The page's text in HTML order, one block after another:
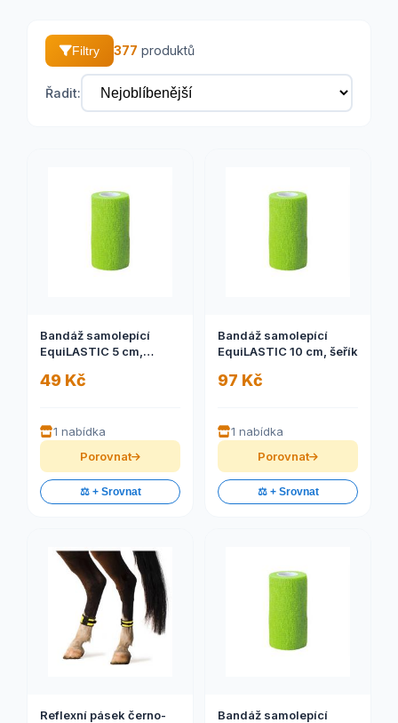
Filtry 377 produktů
Řadit:
Bandáž samolepící
EquiLASTIC 5 cm,
49 Kč
1 nabídka
Porovnat
⚖️ + Srovnat
Bandáž samolepící
EquiLASTIC 10 cm, šeřík
97 Kč
1 nabídka
Porovnat
⚖️ + Srovnat
Reflexní pásek černo-
Bandáž samolepící